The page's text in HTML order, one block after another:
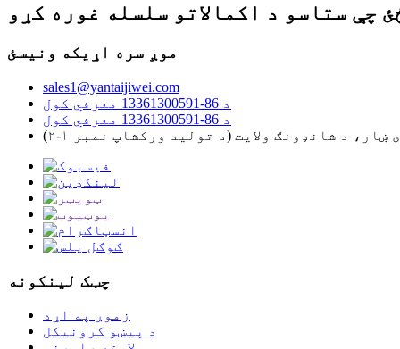
چې ستاسو د اکمالاتو سلسله غوره کړو
موږ سره اړیکه ونیسئ
sales1@yantaijiwei.com
د 86-13361300591 معرفي کول
د 86-13361300591 معرفي کول
چټک لینکونه
زموږ په اړه
د پیښو کرونیکل